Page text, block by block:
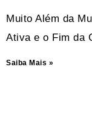
Muito Além da
Ativa e o Fim da
Saiba Mais »